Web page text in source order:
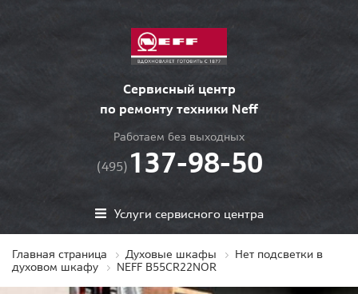
Сервисный центр
по ремонту техники Neff
Работаем без выходных
(495) 137-98-50
Услуги сервисного центра
Главная страница Духовые шкафы
Нет подсветки в
духовом шкафу
NEFF B55CR22NOR